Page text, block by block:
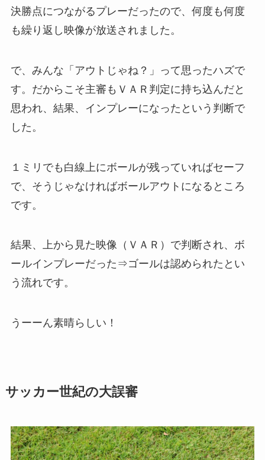
決勝点につながるプレーだったので、 何度も何度
も繰り返し映像が放送されました。
で、みんな「アウトじゃね？」って思ったハズで
す。 だからこそ主審もＶＡＲ判定に持ち込んだと
思われ、 結果、インプレーになったという判断で
した。
１ミリでも白線上にボールが残っていればセーフ
で、 そうじゃなければボールアウトになるところ
です。
結果、上から見た映像（ＶＡＲ）で判断され、 ボ
ールインプレーだった⇒ゴールは認められたとい
う流れです。
うーーん素晴らしい！
サッカー世紀の大誤審